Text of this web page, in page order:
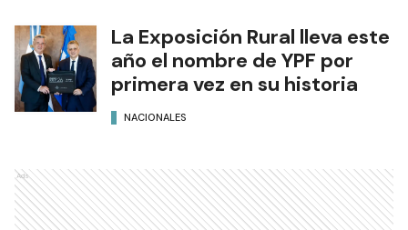
La Exposición Rural lleva este
año el nombre de YPF por
primera vez en su historia
NACIONALES
Ads